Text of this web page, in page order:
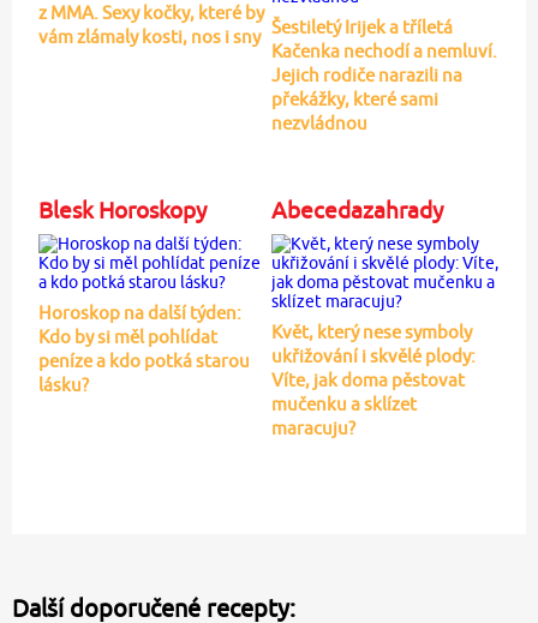
z MMA. Sexy kočky, které by
vám zlámaly kosti, nos i sny Šestiletý Irijek a tříletá
Kačenka nechodí a nemluví.
Jejich rodiče narazili na
překážky, které sami
nezvládnou
Blesk Horoskopy
Horoskop na další týden:
Kdo by si měl pohlídat
peníze a kdo potká starou
lásku?
Abecedazahrady
Květ, který nese symboly
ukřižování i skvělé plody:
Víte, jak doma pěstovat
mučenku a sklízet
maracuju?
Další doporučené recepty: